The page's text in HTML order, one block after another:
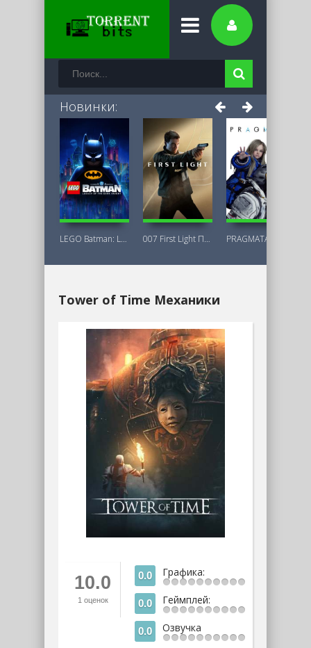
Новинки:
LEGO Batman: Legacy of the Dark Knight 007 First Light Последняя Версия
Tower of Time Механики
10.0
1 оценок
0.0 Графика:
0.0 Геймплей:
0.0 Озвучка